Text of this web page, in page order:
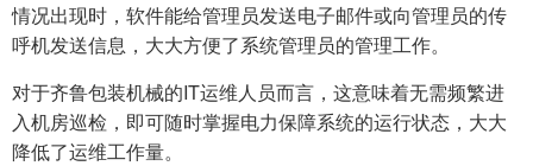
情况出现时，软件能给管理员发送电子邮件或向管理员的传
呼机发送信息，大大方便了系统管理员的管理工作。
对于齐鲁包装机械的IT运维人员而言，这意味着无需频繁进
入机房巡检，即可随时掌握电力保障系统的运行状态，大大
降低了运维工作量。